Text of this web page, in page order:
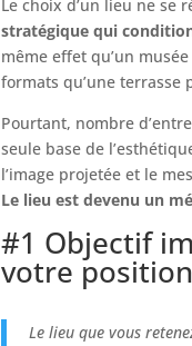
Le choix d’un lieu ne se
stratégique qui
même effet qu’un
formats qu’une terrasse
Pourtant, nombre
seule base de
l’image projetée et le
Le lieu est devenu un
#1 Objectif
votre
Le lieu que vous